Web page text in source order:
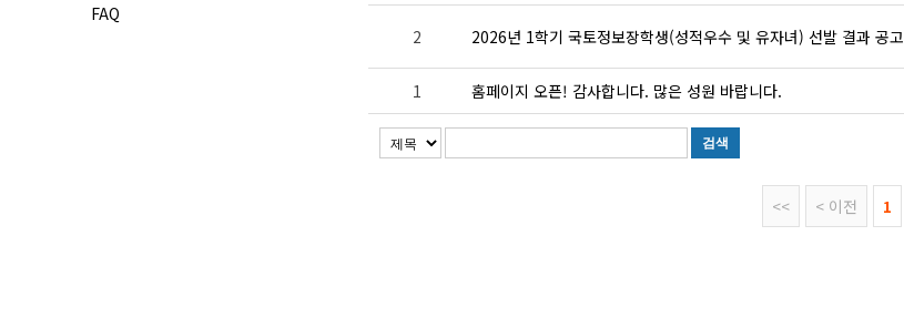
FAQ
2 2026년 1학기 국토정보장학생(성적우수 및 유자녀) 선발 결과 공고
1 홈페이지 오픈! 감사합니다. 많은 성원 바랍니다.
<< < 이전 1